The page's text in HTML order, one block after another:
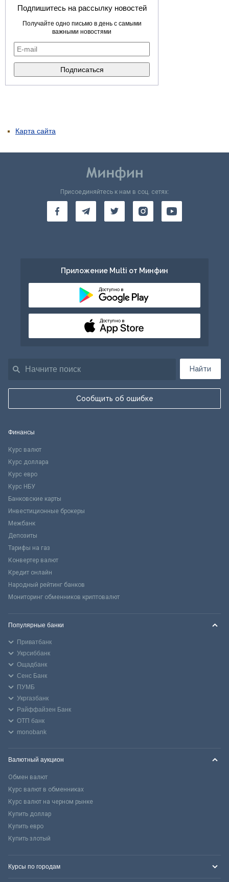
Подпишитесь на рассылку новостей
Получайте одно письмо в день с самыми
важными новостями
Карта сайта
Найти
Сообщить об ошибке
Присоединяйтесь к нам в соц. сетях:
Приложение Multi от Минфин
Доступно в
Доступно в
Финансы
Курс валют
Курс доллара
Курс евро
Курс НБУ
Банковские карты
Инвестиционные брокеры
Межбанк
Депозиты
Тарифы на газ
Конвертер валют
Кредит онлайн
Народный рейтинг банков
Мониторинг обменников криптовалют
Популярные банки
Приватбанк
Укрсиббанк
Ощадбанк
Сенс Банк
ПУМБ
Укргазбанк
Райффайзен Банк
ОТП банк
monobank
Валютный аукцион
Обмен валют
Курс валют в обменниках
Курс валют на черном рынке
Купить доллар
Купить евро
Купить злотый
Курсы по городам